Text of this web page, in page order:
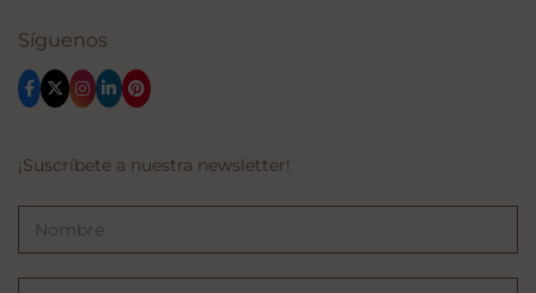
Síguenos
¡Suscríbete a nuestra newsletter!